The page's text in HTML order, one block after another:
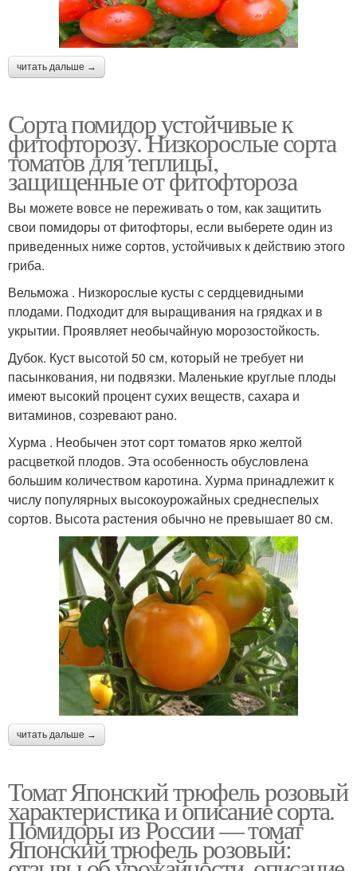
читать дальше →
Сорта помидор устойчивые к
фитофторозу. Низкорослые сорта
томатов для теплицы,
защищенные от фитофтороза
Вы можете вовсе не переживать о том, как защитить
свои помидоры от фитофторы, если выберете один из
приведенных ниже сортов, устойчивых к действию этого
гриба.
Вельможа . Низкорослые кусты с сердцевидными
плодами. Подходит для выращивания на грядках и в
укрытии. Проявляет необычайную морозостойкость.
Дубок. Куст высотой 50 см, который не требует ни
пасынкования, ни подвязки. Маленькие круглые плоды
имеют высокий процент сухих веществ, сахара и
витаминов, созревают рано.
Хурма . Необычен этот сорт томатов ярко желтой
расцветкой плодов. Эта особенность обусловлена
большим количеством каротина. Хурма принадлежит к
числу популярных высокоурожайных среднеспелых
сортов. Высота растения обычно не превышает 80 см.
читать дальше →
Томат Японский трюфель розовый
характеристика и описание сорта.
Помидоры из России — томат
Японский трюфель розовый: